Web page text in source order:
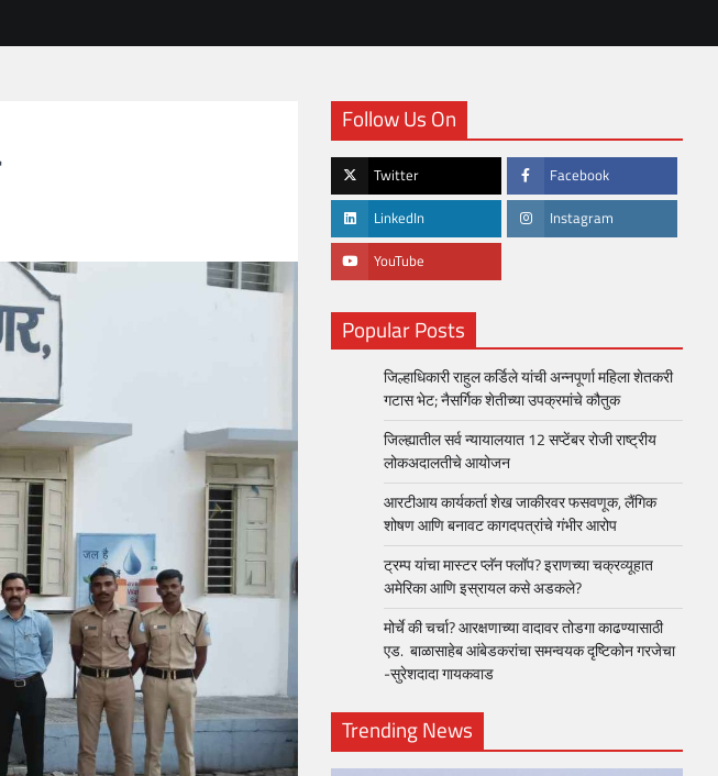
Follow Us On
Twitter Facebook
LinkedIn Instagram
YouTube
Popular Posts
जिल्हाधिकारी राहुल कर्डिले यांची अन्नपूर्णा महिला शेतकरी
गटास भेट; नैसर्गिक शेतीच्या उपक्रमांचे कौतुक
जिल्ह्यातील सर्व न्यायालयात 12 सप्टेंबर रोजी राष्ट्रीय
लोकअदालतीचे आयोजन
आरटीआय कार्यकर्ता शेख जाकीरवर फसवणूक, लैंगिक
शोषण आणि बनावट कागदपत्रांचे गंभीर आरोप
ट्रम्प यांचा मास्टर प्लॅन फ्लॉप? इराणच्या चक्रव्यूहात
अमेरिका आणि इस्रायल कसे अडकले?
मोर्चे की चर्चा? आरक्षणाच्या वादावर तोडगा काढण्यासाठी
एड. बाळासाहेब आंबेडकरांचा समन्वयक दृष्टिकोन गरजेचा
-सुरेशदादा गायकवाड
Trending News